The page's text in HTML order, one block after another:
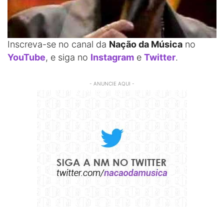
Inscreva-se no canal da Nação da Música no
YouTube, e siga no Instagram e Twitter.
- ANUNCIE AQUI -